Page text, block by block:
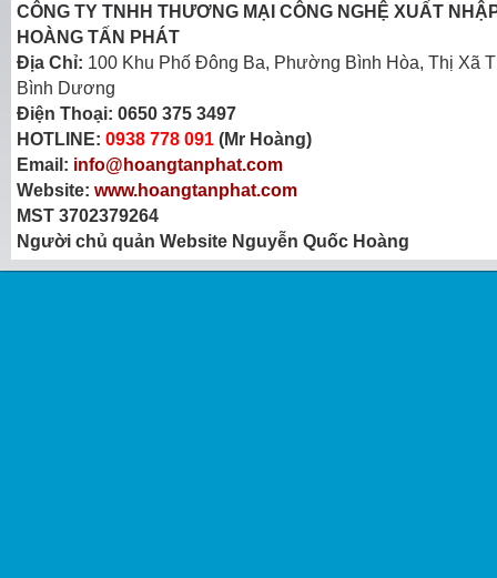
CÔNG TY TNHH THƯƠNG MẠI CÔNG NGHỆ XUẤT
HOÀNG TẤN PHÁT
Địa Chỉ: 100 Khu Phố Đông Ba, Phường Bình Hòa, Thị Xã
Bình Dương
Điện Thoại: 0650 375 3497
HOTLINE: 0938 778 091 (Mr Hoàng)
Email: info@hoangtanphat.com
Website: www.hoangtanphat.com
MST 3702379264
Người chủ quản Website Nguyễn Quốc Hoàng